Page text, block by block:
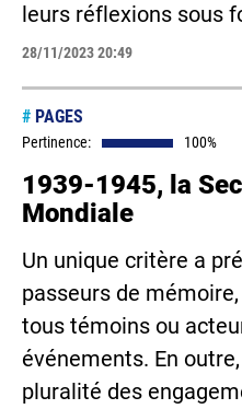
leurs réflexions sous
28/11/2023 20:49
# PAGES
Pertinence: 100%
1939-1945, la
Mondiale
Un unique critère a
passeurs de
tous témoins ou
événements. En
pluralité des